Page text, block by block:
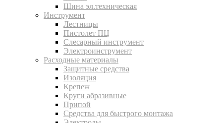
Шина эл.техническая
Инструмент
Лестницы
Пистолет ПЦ
Слесарный инструмент
Электроинструмент
Расходные материалы
Защитные средства
Изоляция
Крепеж
Круги абразивные
Припой
Средства для быстрого монтажа